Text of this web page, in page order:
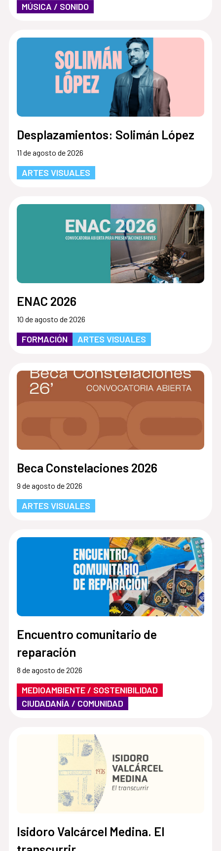
MÚSICA / SONIDO
Desplazamientos: Solimán López
11 de agosto de 2026
ARTES VISUALES
ENAC 2026
10 de agosto de 2026
FORMACIÓN ARTES VISUALES
Beca Constelaciones 2026
9 de agosto de 2026
ARTES VISUALES
Encuentro comunitario de
reparación
8 de agosto de 2026
MEDIOAMBIENTE / SOSTENIBILIDAD
CIUDADANÍA / COMUNIDAD
Isidoro Valcárcel Medina. El